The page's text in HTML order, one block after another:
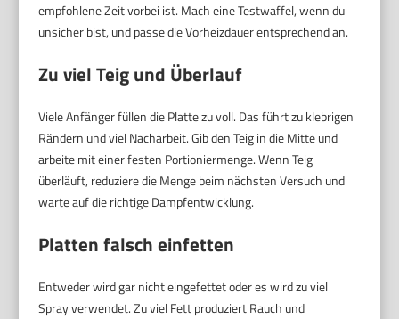
empfohlene Zeit vorbei ist. Mach eine Testwaffel, wenn du
unsicher bist, und passe die Vorheizdauer entsprechend an.
Zu viel Teig und Überlauf
Viele Anfänger füllen die Platte zu voll. Das führt zu klebrigen
Rändern und viel Nacharbeit. Gib den Teig in die Mitte und
arbeite mit einer festen Portioniermenge. Wenn Teig
überläuft, reduziere die Menge beim nächsten Versuch und
warte auf die richtige Dampfentwicklung.
Platten falsch einfetten
Entweder wird gar nicht eingefettet oder es wird zu viel
Spray verwendet. Zu viel Fett produziert Rauch und